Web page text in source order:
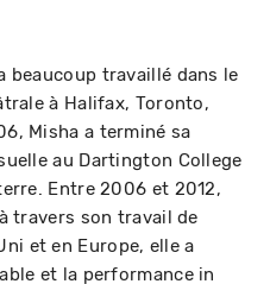
beaucoup travaillé dans le
à Halifax, Toronto,
Misha a terminé sa
au Dartington College
Entre 2006 et 2012,
travers son travail de
et en Europe, elle a
et la performance in